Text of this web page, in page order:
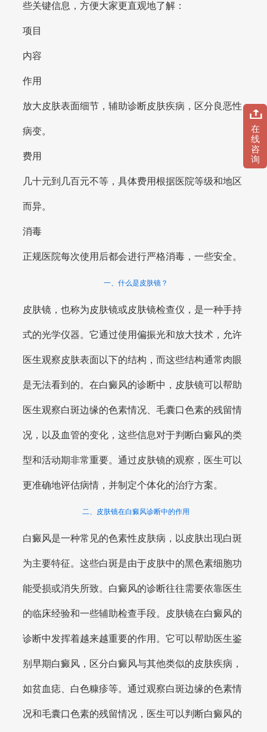
些关键信息，方便大家更直观地了解：
项目
内容
作用
放大皮肤表面细节，辅助诊断皮肤疾病，区分良恶性
病变。
费用
几十元到几百元不等，具体费用根据医院等级和地区
而异。
消毒
正规医院每次使用后都会进行严格消毒，一些安全。
一、什么是皮肤镜？
皮肤镜，也称为皮肤镜或皮肤镜检查仪，是一种手持
式的光学仪器。它通过使用偏振光和放大技术，允许
医生观察皮肤表面以下的结构，而这些结构通常肉眼
是无法看到的。在白癜风的诊断中，皮肤镜可以帮助
医生观察白斑边缘的色素情况、毛囊口色素的残留情
况，以及血管的变化，这些信息对于判断白癜风的类
型和活动期非常重要。通过皮肤镜的观察，医生可以
更准确地评估病情，并制定个体化的治疗方案。
二、皮肤镜在白癜风诊断中的作用
白癜风是一种常见的色素性皮肤病，以皮肤出现白斑
为主要特征。这些白斑是由于皮肤中的黑色素细胞功
能受损或消失所致。白癜风的诊断往往需要依靠医生
的临床经验和一些辅助检查手段。皮肤镜在白癜风的
诊断中发挥着越来越重要的作用。它可以帮助医生鉴
别早期白癜风，区分白癜风与其他类似的皮肤疾病，
如贫血痣、白色糠疹等。通过观察白斑边缘的色素情
况和毛囊口色素的残留情况，医生可以判断白癜风的
在
线
咨
询